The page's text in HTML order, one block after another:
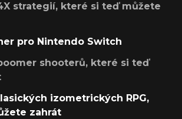
strategií, které si teď můžete
pro Nintendo Switch
shooterů, které si teď
izometrických RPG,
zahrát